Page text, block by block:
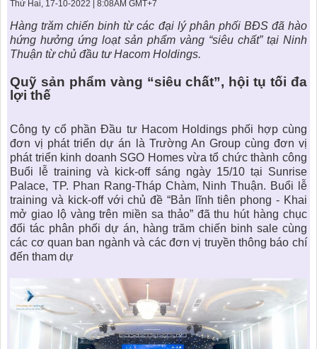
THÀNH ĐÔNG VỚI XÃ HÔI
BẮC
THƯ VIỆN PHÁP LUẬT
LIÊN HỆ & GIẢI ĐÁP
KIẾN TRÚC & PHONG THUỶ
TIN TỨC CÔNG TY
TIN TỨC TỔNG HỢP
Thứ Hai, 17-10-2022 | 8:08AM GMT+7
Hàng trăm chiến binh từ các đại lý phân phối BĐS đã hào
hứng hưởng ứng loạt sản phẩm vàng “siêu chất” tại Ninh
Thuận từ chủ đầu tư Hacom Holdings.
Quỹ sản phẩm vàng “siêu chất”, hội tụ tối đa
lợi thế
Công ty cổ phần Đầu tư Hacom Holdings phối hợp cùng
đơn vị phát triển dự án là Trường An Group cùng đơn vị
phát triển kinh doanh SGO Homes vừa tổ chức thành công
Buổi lễ training và kick-off sáng ngày 15/10 tại Sunrise
Palace, TP. Phan Rang-Tháp Chàm, Ninh Thuận. Buổi lễ
training và kick-off với chủ đề “Bản lĩnh tiên phong - Khai
mở giao lộ vàng trên miền sa thảo” đã thu hút hàng chục
đối tác phân phối dự án, hàng trăm chiến binh sale cùng
các cơ quan ban ngành và các đơn vị truyền thông báo chí
đến tham dự